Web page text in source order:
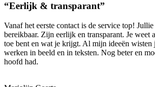
“Eerlijk & transparant”
Vanaf het eerste contact is de service top!
bereikbaar. Zijn eerlijk en transparant. Je weet
toe bent en wat je krijgt. Al mijn ideeën wisten
werken in beeld en in teksten. Nog beter en
hoofd had.